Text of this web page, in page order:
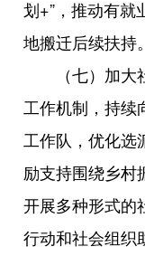
划+”，推动有就
地搬迁后续扶持。
（七）加
工作机制，持续
工作队，优化选
励支持围绕乡村
开展多种形式的
行动和社会组织